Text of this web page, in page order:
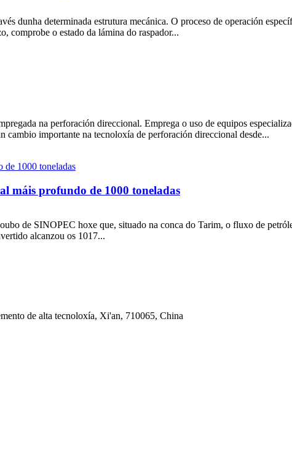
dunha determinada estrutura mecánica. O proceso de operación
comprobe o estado da lámina do raspador...
na perforación direccional. Emprega o uso de equipos
cambio importante na tecnoloxía de perforación direccional desde...
máis profundo de 1000 toneladas
de SINOPEC hoxe que, situado na conca do Tarim, o fluxo de
alcanzou os 1017...
de alta tecnoloxía, Xi'an, 710065, China